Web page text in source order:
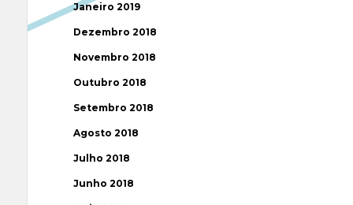
Janeiro 2019
Dezembro 2018
Novembro 2018
Outubro 2018
Setembro 2018
Agosto 2018
Julho 2018
Junho 2018